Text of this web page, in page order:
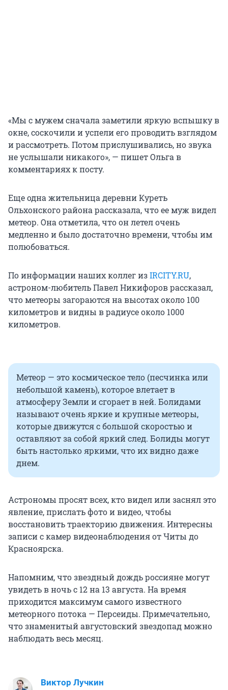
«Мы с мужем сначала заметили яркую вспышку в
окне, соскочили и успели его проводить взглядом
и рассмотреть. Потом прислушивались, но звука
не услышали никакого», — пишет Ольга в
комментариях к посту.
Еще одна жительница деревни Куреть
Ольхонского района рассказала, что ее муж видел
метеор. Она отметила, что он летел очень
медленно и было достаточно времени, чтобы им
полюбоваться.
По информации наших коллег изIRCITY.RU,
астроном-любитель Павел Никифоров рассказал,
что метеоры загораются на высотах около 100
километров и видны в радиусе около 1000
километров.
Метеор — это космическое тело (песчинка или
небольшой камень), которое влетает в
атмосферу Земли и сгорает в ней. Болидами
называют очень яркие и крупные метеоры,
которые движутся с большой скоростью и
оставляют за собой яркий след. Болиды могут
быть настолько яркими, что их видно даже
днем.
Астрономы просят всех, кто видел или заснял это
явление, прислать фото и видео, чтобы
восстановить траекторию движения. Интересны
записи с камер видеонаблюдения от Читы до
Красноярска.
Напомним, что звездный дождь россияне могут
увидеть в ночь с 12 на 13 августа. На время
приходится максимум самого известного
метеорного потока — Персеиды. Примечательно,
что знаменитый августовский звездопад можно
наблюдать весь месяц.
Виктор Лучкин